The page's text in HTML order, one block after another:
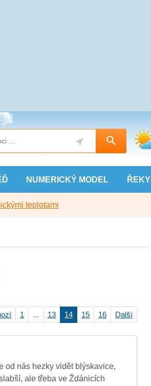
NUMERICKÝ MODEL ŘEKY
teplotami
1 ... 13 14 15 16 Další
od nás hezky vidět blýskavice,
ale třeba ve Ždánicích